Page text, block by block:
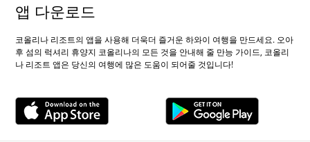
앱 다운로드
코올리나 리조트의 앱을 사용해 더욱더 즐거운 하와이 여행을 만드세요. 오아
후 섬의 럭셔리 휴양지 코올리나의 모든 것을 안내해 줄 만능 가이드, 코올리
나 리조트 앱은 당신의 여행에 많은 도움이 되어줄 것입니다!